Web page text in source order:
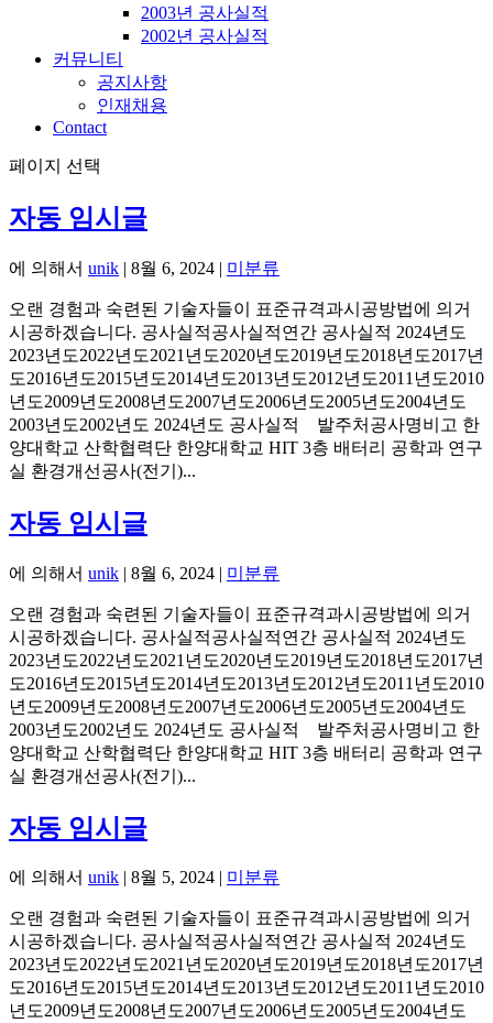
2003년 공사실적
2002년 공사실적
커뮤니티
공지사항
인재채용
Contact
페이지 선택
자동 임시글
에 의해서 unik | 8월 6, 2024 | 미분류
오랜 경험과 숙련된 기술자들이 표준규격과시공방법에 의거
시공하겠습니다. 공사실적공사실적연간 공사실적 2024년도
2023년도2022년도2021년도2020년도2019년도2018년도2017년
도2016년도2015년도2014년도2013년도2012년도2011년도2010
년도2009년도2008년도2007년도2006년도2005년도2004년도
2003년도2002년도 2024년도 공사실적 발주처공사명비고 한
양대학교 산학협력단 한양대학교 HIT 3층 배터리 공학과 연구
실 환경개선공사(전기)...
자동 임시글
에 의해서 unik | 8월 6, 2024 | 미분류
오랜 경험과 숙련된 기술자들이 표준규격과시공방법에 의거
시공하겠습니다. 공사실적공사실적연간 공사실적 2024년도
2023년도2022년도2021년도2020년도2019년도2018년도2017년
도2016년도2015년도2014년도2013년도2012년도2011년도2010
년도2009년도2008년도2007년도2006년도2005년도2004년도
2003년도2002년도 2024년도 공사실적 발주처공사명비고 한
양대학교 산학협력단 한양대학교 HIT 3층 배터리 공학과 연구
실 환경개선공사(전기)...
자동 임시글
에 의해서 unik | 8월 5, 2024 | 미분류
오랜 경험과 숙련된 기술자들이 표준규격과시공방법에 의거
시공하겠습니다. 공사실적공사실적연간 공사실적 2024년도
2023년도2022년도2021년도2020년도2019년도2018년도2017년
도2016년도2015년도2014년도2013년도2012년도2011년도2010
년도2009년도2008년도2007년도2006년도2005년도2004년도